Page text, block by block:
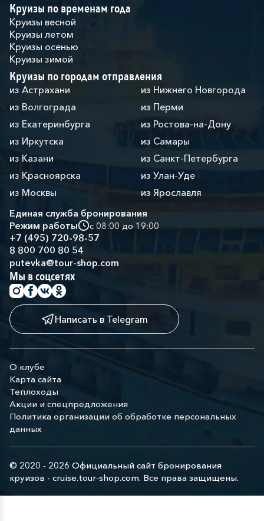
Круизы по временам года
Круизы весной
Круизы летом
Круизы осенью
Круизы зимой
Круизы по городам отправления
из Астрахани
из Волгограда
из Екатеринбурга
из Иркутска
из Казани
из Красноярска
из Москвы
из Нижнего Новгорода
из Перми
из Ростова-на-Дону
из Самары
из Санкт-Петербурга
из Улан-Уде
из Ярославля
Единая служба бронирования
Режим работы
с 08:00 до 19:00
+7 (495) 720-98-57
8 800 700 80 54
putevka@tour-shop.com
Мы в соцсетях
Написать в Telegram
О клубе
Карта сайта
Теплоходы
Акции и спецпредложения
Политика организации об обработке персональных
данных
© 2020 - 2026 Официальный сайт бронирования
круизов - cruise.tour-shop.com. Все права защищены.